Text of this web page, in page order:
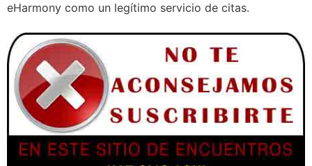
eHarmony como un legítimo servicio de citas.